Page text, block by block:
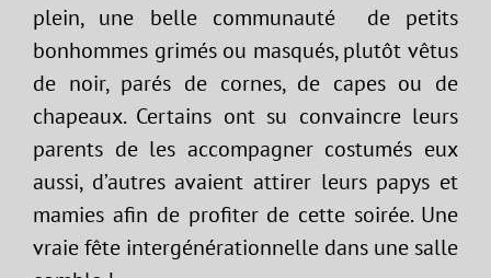
plein, une belle communauté de petits
bonhommes grimés ou masqués, plutôt vêtus
de noir, parés de cornes, de capes ou de
chapeaux. Certains ont su convaincre leurs
parents de les accompagner costumés eux
aussi, d’autres avaient attirer leurs papys et
mamies afin de profiter de cette soirée. Une
vraie fête intergénérationnelle dans une salle